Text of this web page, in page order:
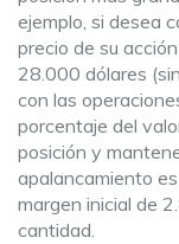
ejemplo, si desea
precio de su
28.000 dólares
con las
porcentaje del
posición y
apalancamiento
margen inicial de
cantidad.